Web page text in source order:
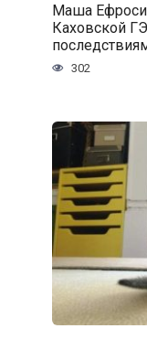
Маша
Каховской
302